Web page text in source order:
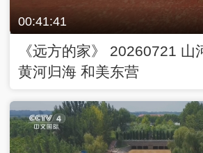
00:41:41
《远方的家》 20260721 山
黄河归海 和美东营